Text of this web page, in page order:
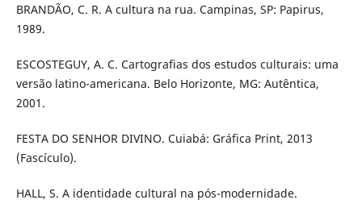
BRANDÃO, C. R. A cultura na rua. Campinas, SP: Papirus,
1989.
ESCOSTEGUY, A. C. Cartografias dos estudos culturais: uma
versão latino-americana. Belo Horizonte, MG: Autêntica,
2001.
FESTA DO SENHOR DIVINO. Cuiabá: Gráfica Print, 2013
(Fascículo).
HALL, S. A identidade cultural na pós-modernidade.